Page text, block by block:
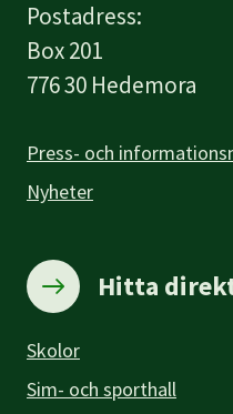
Postadress:
Box 201
776 30 Hedemora
Press- och
Nyheter
Hitta
Skolor
Sim- och sporthall